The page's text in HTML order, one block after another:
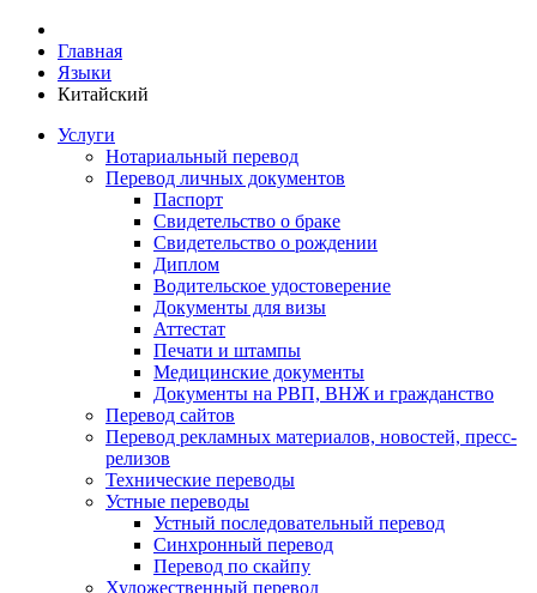
Главная
Языки
Китайский
Услуги
Нотариальный перевод
Перевод личных документов
Паспорт
Свидетельство о браке
Свидетельство о рождении
Диплом
Водительское удостоверение
Документы для визы
Аттестат
Печати и штампы
Медицинские документы
Документы на РВП, ВНЖ и гражданство
Перевод сайтов
Перевод рекламных материалов, новостей, пресс-
релизов
Технические переводы
Устные переводы
Устный последовательный перевод
Синхронный перевод
Перевод по скайпу
Художественный перевод